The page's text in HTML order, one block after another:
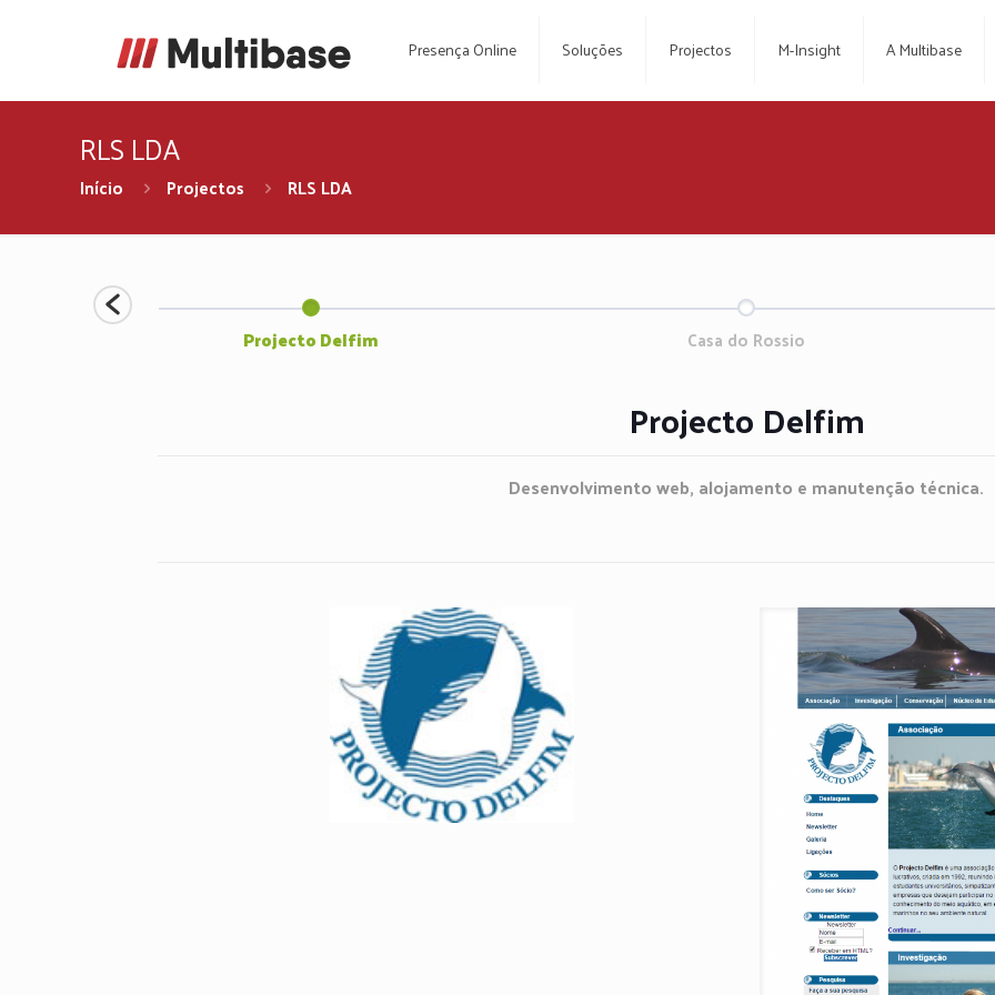
Presença Online Soluções Projectos M-Insight A Multibase
RLS LDA
Início Projectos RLS LDA
Projecto Delfim Casa do Rossio
Projecto Delfim
Desenvolvimento web, alojamento e manutenção técnica.